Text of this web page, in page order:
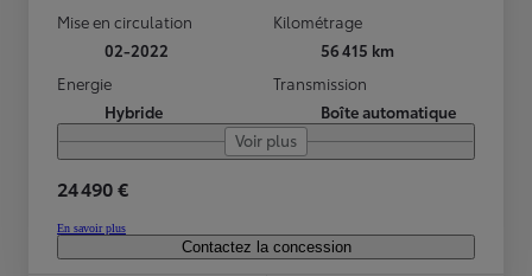
Mise en circulation
02-2022
Kilométrage
56 415 km
Energie
Hybride
Transmission
Boîte automatique
Voir plus
24 490 €
En savoir plus
Contactez la concession